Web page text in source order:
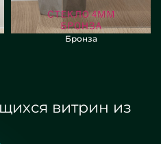
Бронза
витрин из